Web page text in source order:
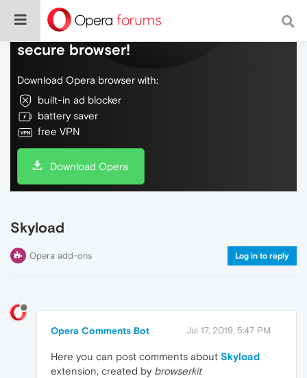
Do more on the web, with a fast and
secure browser!
Download Opera browser with:
built-in ad blocker
battery saver
free VPN
Download Opera
Skyload
Opera add-ons Log in to reply
Opera Comments Bot Jul 17, 2019, 5:47 PM
Here you can post comments about Skyload
extension, created by browserkit